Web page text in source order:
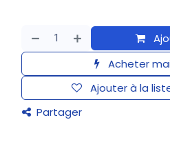
Acheter
Ajouter à la
Partager